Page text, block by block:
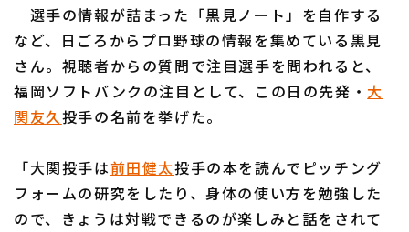
利用規約 プライバシーポリシー
（別ウィンドウで開く） よくある質問
選手の情報が詰まった「黒見ノート」を自作する
など、日ごろからプロ野球の情報を集めている黒見
さん。視聴者からの質問で注目選手を問われると、
福岡ソフトバンクの注目として、この日の先発・ 大
関友久投手の名前を挙げた。
「大関投手は前田健太投手の本を読んでピッチング
フォームの研究をしたり、身体の使い方を勉強した
ので、きょうは対戦できるのが楽しみと話をされて